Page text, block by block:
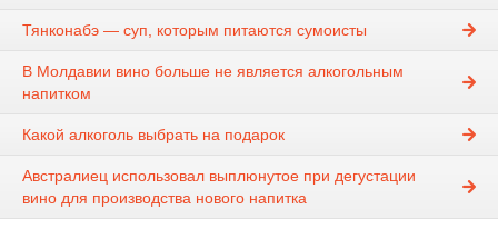
Тянконабэ — суп, которым питаются сумоисты
В Молдавии вино больше не является алкогольным
напитком
Какой алкоголь выбрать на подарок
Австралиец использовал выплюнутое при дегустации
вино для производства нового напитка